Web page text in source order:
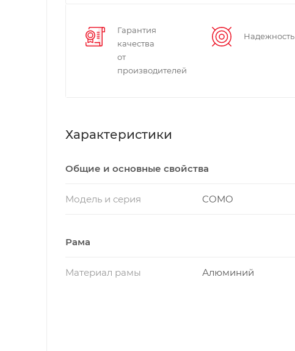
Гарантия
качества
от
производителей
Надежность
Характеристики
Общие и основные свойства
Модель и серия COMO
Рама
Материал рамы Алюминий